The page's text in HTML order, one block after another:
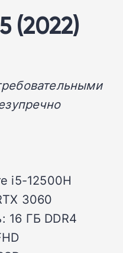
(2022)
i5-12500H
3060
16 ГБ DDR4